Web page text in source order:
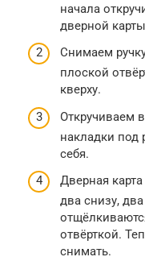
начала
дверной
Снимаем
плоской
кверху.
Откручиваем
накладки под
себя.
Дверная
два снизу,
отвёрткой.
снимать.